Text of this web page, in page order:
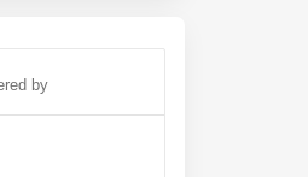
by